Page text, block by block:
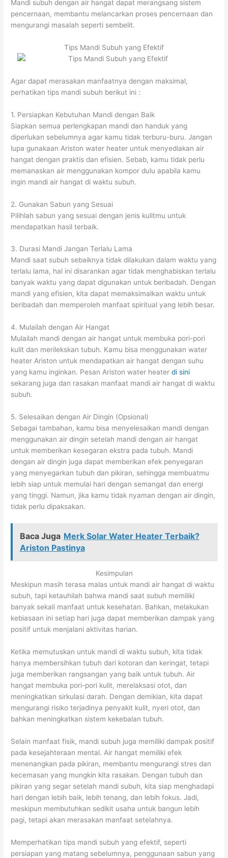
Mandi subuh dengan air hangat dapat merangsang sistem
pencernaan, membantu melancarkan proses pencernaan dan
mengurangi masalah seperti sembelit.
Tips Mandi Subuh yang Efektif
Agar dapat merasakan manfaatnya dengan maksimal,
perhatikan tips mandi subuh berikut ini :
1. Persiapkan Kebutuhan Mandi dengan Baik
Siapkan semua perlengkapan mandi dan handuk yang
diperlukan sebelumnya agar kamu tidak terburu-buru. Jangan
lupa gunakaan Ariston water heater untuk menyediakan air
hangat dengan praktis dan efisien. Sebab, kamu tidak perlu
memanaskan air menggunakan kompor dulu apabila kamu
ingin mandi air hangat di waktu subuh.
2. Gunakan Sabun yang Sesuai
Pilihlah sabun yang sesuai dengan jenis kulitmu untuk
mendapatkan hasil terbaik.
3. Durasi Mandi Jangan Terlalu Lama
Mandi saat subuh sebaiknya tidak dilakukan dalam waktu yang
terlalu lama, hal ini disarankan agar tidak menghabiskan terlalu
banyak waktu yang dapat digunakan untuk beribadah. Dengan
mandi yang efisien, kita dapat memaksimalkan waktu untuk
beribadah dan memperoleh manfaat spiritual yang lebih besar.
4. Mulailah dengan Air Hangat
Mulailah mandi dengan air hangat untuk membuka pori-pori
kulit dan merilekskan tubuh. Kamu bisa menggunakan water
heater Ariston untuk mendapatkan air hangat dengan suhu
yang kamu inginkan. Pesan Ariston water heaterdi sini
sekarang juga dan rasakan manfaat mandi air hangat di waktu
subuh.
5. Selesaikan dengan Air Dingin (Opsional)
Sebagai tambahan, kamu bisa menyelesaikan mandi dengan
menggunakan air dingin setelah mandi dengan air hangat
untuk memberikan kesegaran ekstra pada tubuh. Mandi
dengan air dingin juga dapat memberikan efek penyegaran
yang menyegarkan tubuh dan pikiran, sehingga membuatmu
lebih siap untuk memulai hari dengan semangat dan energi
yang tinggi. Namun, jika kamu tidak nyaman dengan air dingin,
tidak perlu dipaksakan.
Baca Juga Merk Solar Water Heater Terbaik?
Ariston Pastinya
Kesimpulan
Meskipun masih terasa malas untuk mandi air hangat di waktu
subuh, tapi ketauhilah bahwa mandi saat subuh memiliki
banyak sekali manfaat untuk kesehatan. Bahkan, melakukan
kebiasaan ini setiap hari juga dapat memberikan dampak yang
positif untuk menjalani aktivitas harian.
Ketika memutuskan untuk mandi di waktu subuh, kita tidak
hanya membersihkan tubuh dari kotoran dan keringat, tetapi
juga memberikan rangsangan yang baik untuk tubuh. Air
hangat membuka pori-pori kulit, merelaksasi otot, dan
meningkatkan sirkulasi darah. Dengan demikian, kita dapat
mengurangi risiko terjadinya penyakit kulit, nyeri otot, dan
bahkan meningkatkan sistem kekebalan tubuh.
Selain manfaat fisik, mandi subuh juga memiliki dampak positif
pada kesejahteraan mental. Air hangat memiliki efek
menenangkan pada pikiran, membantu mengurangi stres dan
kecemasan yang mungkin kita rasakan. Dengan tubuh dan
pikiran yang segar setelah mandi subuh, kita siap menghadapi
hari dengan lebih baik, lebih tenang, dan lebih fokus. Jadi,
meskipun membutuhkan sedikit usaha untuk bangun lebih
pagi, tetapi akan merasakan manfaat setelahnya.
Memperhatikan tips mandi subuh yang efektif, seperti
persiapan yang matang sebelumnya, penggunaan sabun yang